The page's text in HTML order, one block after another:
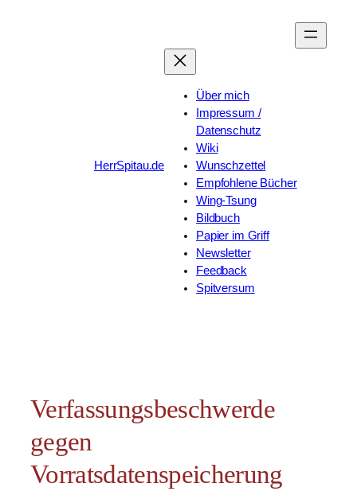
HerrSpitau.de
Über mich
Impressum /
Datenschutz
Wiki
Wunschzettel
Empfohlene Bücher
Wing-Tsung
Bildbuch
Papier im Griff
Newsletter
Feedback
Spitversum
Verfassungsbeschwerde
gegen
Vorratsdatenspeicherung